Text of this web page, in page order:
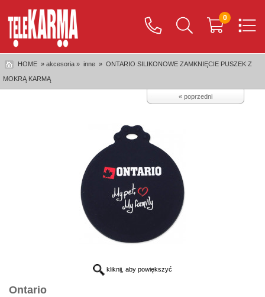
0
HOME » akcesoria » inne » ONTARIO SILIKONOWE ZAMKNIĘCIE PUSZEK Z
MOKRĄ KARMĄ
« poprzedni
kliknij, aby powiększyć
Ontario